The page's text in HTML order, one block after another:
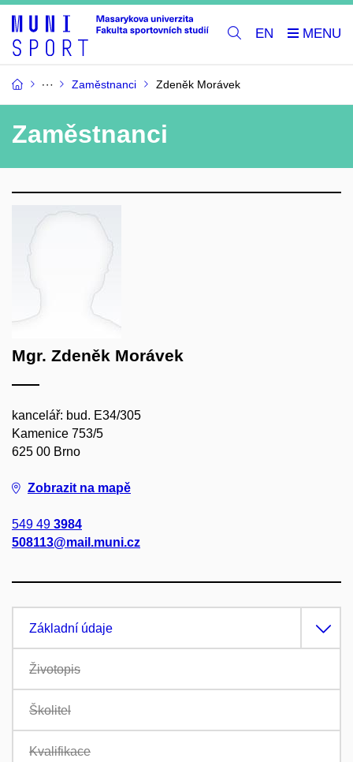
EN
Zaměstnanci Zdeněk Morávek
Zaměstnanci
Mgr. Zdeněk Morávek
kancelář: bud. E34/305
Kamenice 753/5
625 00 Brno
Zobrazit na mapě
549 49 3984
508113@mail.muni.cz
Základní údaje
Životopis
Školitel
Kvalifikace